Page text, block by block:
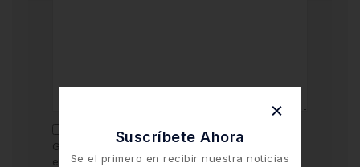
Guarda mi nombre y correo electrónico en
este navegador para la próxima vez que
Suscríbete Ahora
Se el primero en recibir nuestra noticias